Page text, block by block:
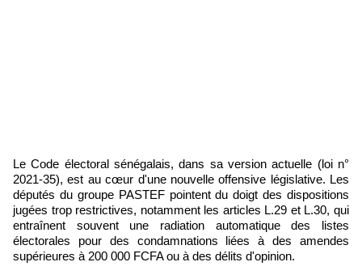
Le Code électoral sénégalais, dans sa version actuelle (loi n°
2021-35), est au cœur d'une nouvelle offensive législative. Les
députés du groupe PASTEF pointent du doigt des dispositions
jugées trop restrictives, notamment les articles L.29 et L.30, qui
entraînent souvent une radiation automatique des listes
électorales pour des condamnations liées à des amendes
supérieures à 200 000 FCFA ou à des délits d'opinion.